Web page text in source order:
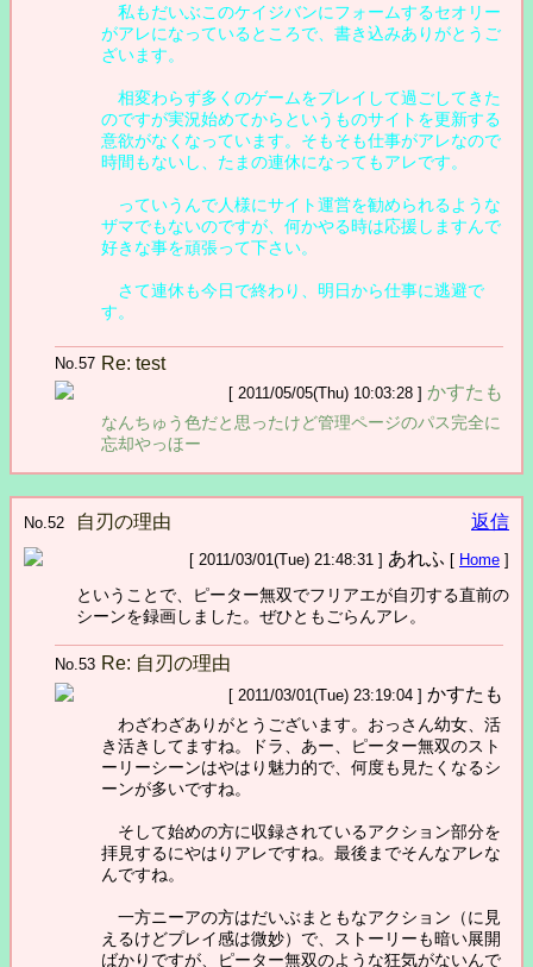
私もだいぶこのケイジバンにフォームするセオリー
がアレになっているところで、書き込みありがとうご
ざいます。
相変わらず多くのゲームをプレイして過ごしてきた
のですが実況始めてからというものサイトを更新する
意欲がなくなっています。そもそも仕事がアレなので
時間もないし、たまの連休になってもアレです。
っていうんで人様にサイト運営を勧められるような
ザマでもないのですが、何かやる時は応援しますんで
好きな事を頑張って下さい。
さて連休も今日で終わり、明日から仕事に逃避で
す。
No.57 Re: test
[ 2011/05/05(Thu) 10:03:28 ] かすたも
なんちゅう色だと思ったけど管理ページのパス完全に
忘却やっほー
No.52 自刃の理由 返信
[ 2011/03/01(Tue) 21:48:31 ] あれふ [ Home ]
ということで、ピーター無双でフリアエが自刃する直前の
シーンを録画しました。ぜひともごらんアレ。
No.53 Re: 自刃の理由
[ 2011/03/01(Tue) 23:19:04 ] かすたも
わざわざありがとうございます。おっさん幼女、活
き活きしてますね。ドラ、あー、ピーター無双のスト
ーリーシーンはやはり魅力的で、何度も見たくなるシ
ーンが多いですね。
そして始めの方に収録されているアクション部分を
拝見するにやはりアレですね。最後までそんなアレな
んですね。
一方ニーアの方はだいぶまともなアクション（に見
えるけどプレイ感は微妙）で、ストーリーも暗い展開
ばかりですが、ピーター無双のような狂気がないんで